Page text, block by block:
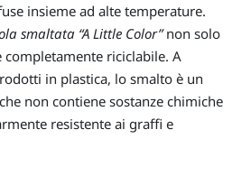
insieme ad alte temperature.
smaltata “A Little Color”non solo
completamente riciclabile. A
in plastica, lo smalto è un
non contiene sostanze chimiche
resistente ai graffi e